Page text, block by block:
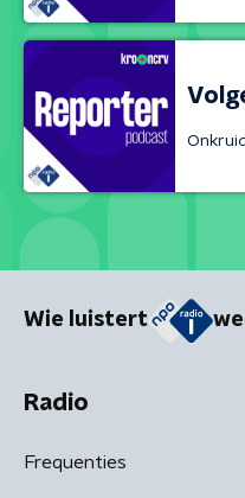
Wie luistert
Radio
Frequenties